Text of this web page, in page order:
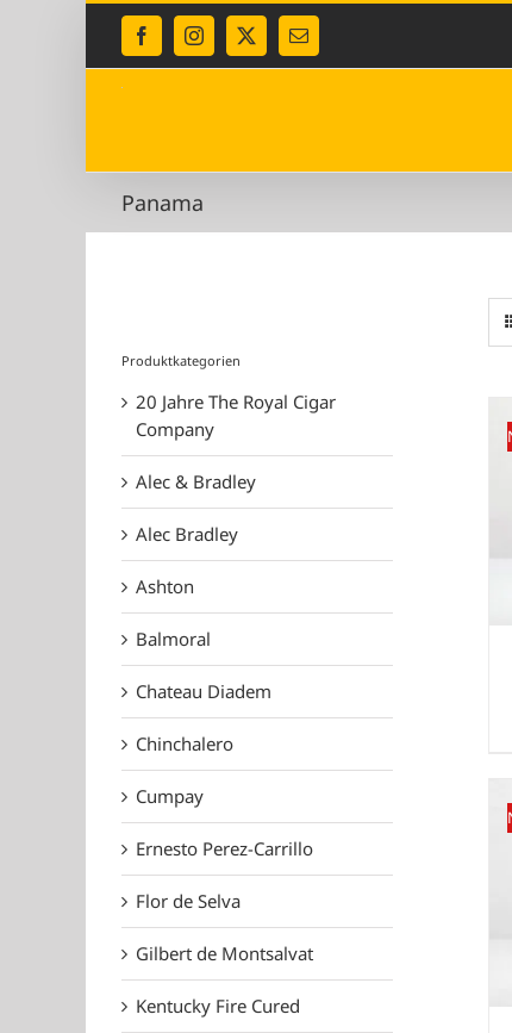
FacebookInstagram
X
E-
Mail
Panama
Produktkategorien
20 Jahre The Royal Cigar
Company
Alec & Bradley
Alec Bradley
Ashton
Balmoral
Chateau Diadem
Chinchalero
Cumpay
Ernesto Perez-Carrillo
Flor de Selva
Gilbert de Montsalvat
Kentucky Fire Cured